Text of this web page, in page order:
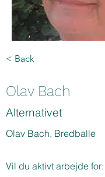
< Back
Olav Bach
Alternativet
Olav Bach, Bredballe
Vil du aktivt arbejde for: